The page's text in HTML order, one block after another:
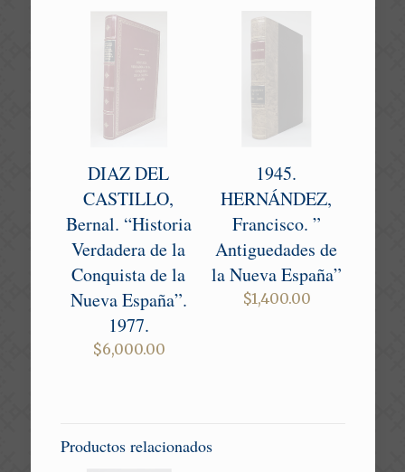
DIAZ DEL
CASTILLO,
Bernal. “Historia
Verdadera de la
Conquista de la
Nueva España”.
1977.
$6,000.00
1945.
HERNÁNDEZ,
Francisco. ”
Antiguedades de
la Nueva España”
$1,400.00
Productos relacionados